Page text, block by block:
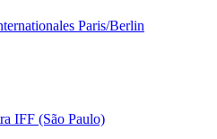
Paris/Berlin
IFF (São Paulo)